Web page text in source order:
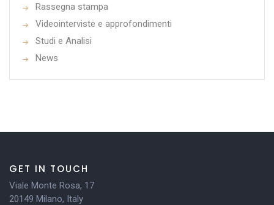
Rassegna stampa
Videointerviste e approfondimenti
Studi e Analisi
News
GET IN TOUCH
Viale Monte Rosa, 17
20149 Milano, Italy